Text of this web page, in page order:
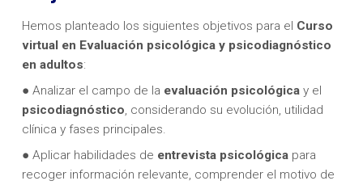
Hemos planteado los siguientes objetivos para el Curso
virtual en Evaluación psicológica y psicodiagnóstico
en adultos:
● Analizar el campo de la evaluación psicológicay el
psicodiagnóstico, considerando su evolución, utilidad
clínica y fases principales.
● Aplicar habilidades de entrevista psicológicapara
recoger información relevante, comprender el motivo de